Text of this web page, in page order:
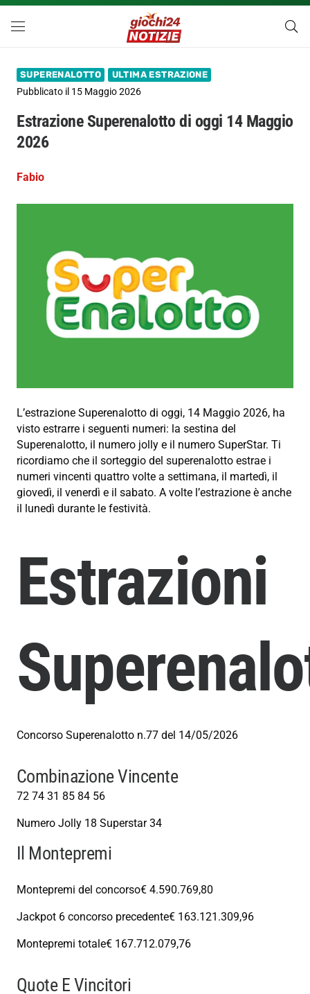
SUPERENALOTTO ULTIMA ESTRAZIONE
Pubblicato il 15 Maggio 2026
Estrazione Superenalotto di oggi 14 Maggio
2026
Fabio
L’estrazione Superenalotto di oggi, 14 Maggio 2026, ha
visto estrarre i seguenti numeri: la sestina del
Superenalotto, il numero jolly e il numero SuperStar. Ti
ricordiamo che il sorteggio del superenalotto estrae i
numeri vincenti quattro volte a settimana, il martedì, il
giovedì, il venerdì e il sabato. A volte l’estrazione è anche
il lunedì durante le festività.
Estrazioni
Concorso Superenalotto n.77 del 14/05/2026
Combinazione Vincente
72 74 31 85 84 56
Numero Jolly 18 Superstar34
Il Montepremi
Montepremi del concorso€ 4.590.769,80
Jackpot 6 concorso precedente€ 163.121.309,96
Montepremi totale€ 167.712.079,76
Quote E Vincitori